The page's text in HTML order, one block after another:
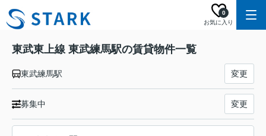
お気に入り
0
東武東上線 東武練馬駅の賃貸物件一覧
東武練馬駅 変更
募集中 変更